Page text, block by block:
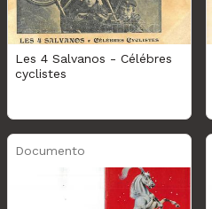
Les 4 Salvanos - Célébres
cyclistes
Documento